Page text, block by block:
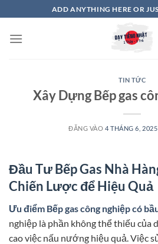
qua
nội
ADD ANYTHING HERE OR
TIN TỨC
Xây Dựng Bếp gas
ĐĂNG VÀO 4 THÁNG 6, 2025
Đầu Tư Bếp Gas Nhà
Chiến Lược để Hiệu Quả
Ưu điểm Bếp gas công nghiệp có
nghiệp là phần không thể thiếu của
cao việc nấu nướng hiệu quả. Việc